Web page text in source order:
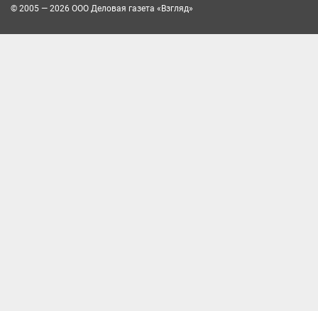
© 2005 — 2026 ООО Деловая газета «Взгляд»